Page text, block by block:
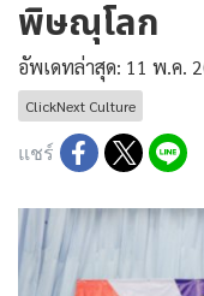
พิษณุโลก
อัพเดทล่าสุด: 11 พ.ค.
ClickNext Culture
แชร์